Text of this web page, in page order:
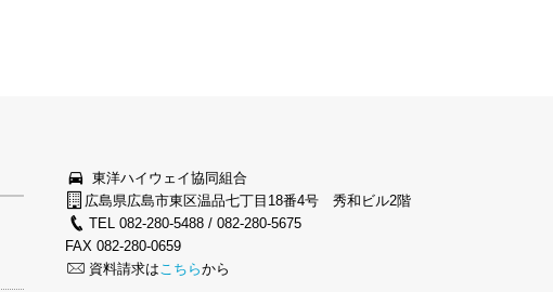
東洋ハイウェイ協同組合
広島県広島市東区温品七丁目18番4号 秀和ビル2階
TEL 082-280-5488 / 082-280-5675
FAX 082-280-0659
資料請求はこちらから